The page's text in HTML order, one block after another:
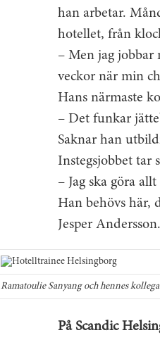
han arbetar.
hotellet, från
– Men jag jobbar
veckor när min
Hans närmaste
– Det funkar
Saknar han
Instegsjobbet tar
– Jag ska göra
Han behövs här,
Jesper Andersson.
Ramatoulie Sanyang och hennes
På Scandic